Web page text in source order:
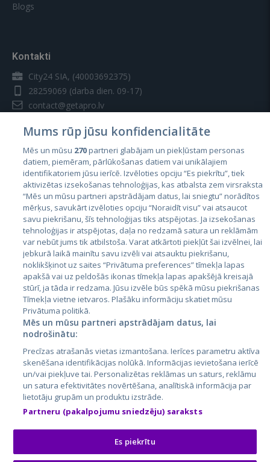
Blogs
Kontakti
City24 SIA, (40003692375)
28259069 (darba dien. 09-17)
contact@getapro.lv
Valstis
Igaunija
Latvija
Lietuva
City24.lv
City24.ee
GetaPro.lv
GetaPro.ee
Skelbiu.lt
Autoplius.lt
Aruodas.lt
CVbankas.lt
Kainos.lt
Paslaugos.lt
auto24.ee
Osta.ee
KuldneBörs.ee
Mums rūp jūsu konfidencialitāte
Mēs un mūsu 270partneri glabājam un piekļūstam personas
datiem, piemēram, pārlūkošanas datiem vai unikālajiem
identifikatoriem jūsu ierīcē. Izvēloties opciju “Es piekrītu”, tiek
aktivizētas izsekošanas tehnoloģijas, kas atbalsta zem virsraksta
“Mēs un mūsu partneri apstrādājam datus, lai sniegtu” norādītos
mērķus, savukārt izvēloties opciju “Noraidīt visu” vai atsaucot
savu piekrišanu, šīs tehnoloģijas tiks atspējotas. Ja izsekošanas
tehnoloģijas ir atspējotas, daļa no redzamā satura un reklāmām
var nebūt jums tik atbilstoša. Varat atkārtoti piekļūt šai izvēlnei, lai
jebkurā laikā mainītu savu izvēli vai atsauktu piekrišanu,
noklikšķinot uz saites “Privātuma preferences” tīmekļa lapas
apakšā vai uz peldošās ikonas tīmekļa lapas apakšējā kreisajā
stūrī, ja tāda ir redzama. Jūsu izvēle būs spēkā mūsu piekrišanas
Tīmekļa vietne ietvaros. Plašāku informāciju skatiet mūsu
Privātuma politikā.
Mēs un mūsu partneri apstrādājam datus, lai
nodrošinātu:
Precīzas atrašanās vietas izmantošana. Ierīces parametru aktīva
skenēšana identifikācijas nolūkā. Informācijas ievietošana ierīcē
un/vai piekļuve tai. Personalizētas reklāmas un saturs, reklāmu
un satura efektivitātes novērtēšana, analītiskā informācija par
lietotāju grupām un produktu izstrāde.
Partneru (pakalpojumu sniedzēju) saraksts
Es piekrītu